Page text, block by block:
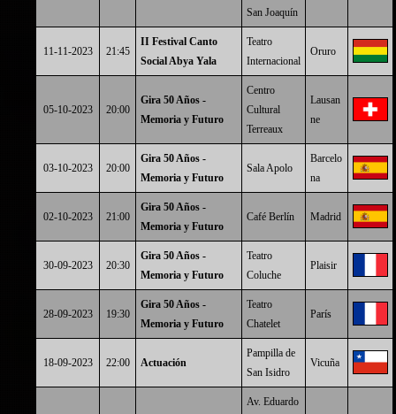
San Joaquín
11-11-2023 21:45
II Festival Canto
Social Abya Yala
Teatro
Internacional
Oruro
05-10-2023 20:00
Gira 50 Años -
Memoria y Futuro
Centro
Cultural
Terreaux
Lausan
ne
03-10-2023 20:00
Gira 50 Años -
Memoria y Futuro
Sala Apolo
Barcelo
na
02-10-2023 21:00
Gira 50 Años -
Memoria y Futuro
Café Berlín Madrid
30-09-2023 20:30
Gira 50 Años -
Memoria y Futuro
Teatro
Coluche
Plaisir
28-09-2023 19:30
Gira 50 Años -
Memoria y Futuro
Teatro
Chatelet
París
18-09-2023 22:00 Actuación
Pampilla de
San Isidro
Vicuña
Av. Eduardo